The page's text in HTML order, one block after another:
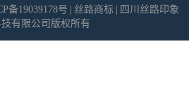
备19039178号 丝路商标
四川丝路印象
技有限公司版权所有